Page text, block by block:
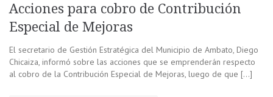
Acciones para cobro de Contribución
Especial de Mejoras
El secretario de Gestión Estratégica del Municipio de Ambato, Diego
Chicaiza, informó sobre las acciones que se emprenderán respecto
al cobro de la Contribución Especial de Mejoras, luego de que […]